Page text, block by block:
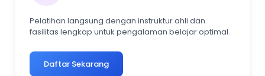
Pelatihan langsung dengan instruktur ahli dan
fasilitas lengkap untuk pengalaman belajar optimal.
Daftar Sekarang